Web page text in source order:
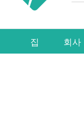
집 회사